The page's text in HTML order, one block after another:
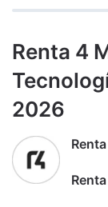
Renta 4
2026